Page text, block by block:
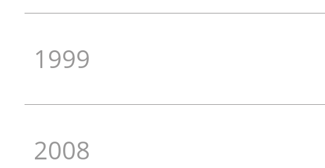
1999
2008